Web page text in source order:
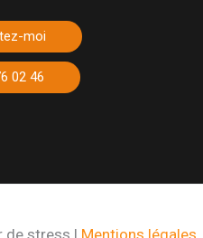
moi
02 46
de stress | Mentions légales